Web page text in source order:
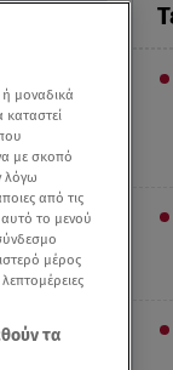
μοναδικά
με σκοπό
λόγω
από τις
αυτό το μενού
μέρος
τα